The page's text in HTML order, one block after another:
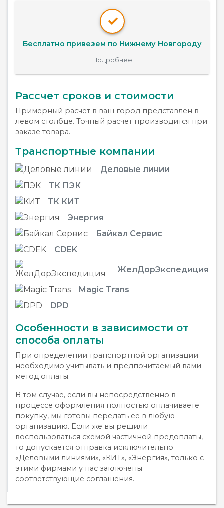
Бесплатно привезем по Нижнему Новгороду
Подробнее
Рассчет сроков и стоимости
Примерный расчет в ваш город представлен в
левом столбце. Точный расчет производится при
заказе товара.
Транспортные компании
Деловые линии
ТК ПЭК
ТК КИТ
Энергия
Байкал Сервис
CDEK
ЖелДорЭкспедиция
Magic Trans
DPD
Особенности в зависимости от
способа оплаты
При определении транспортной организации
необходимо учитывать и предпочитаемый вами
метод оплаты.
В том случае, если вы непосредственно в
процессе оформления полностью оплачиваете
покупку, мы готовы передать ее в любую
организацию. Если же вы решили
воспользоваться схемой частичной предоплаты,
то допускается отправка исключительно
«Деловыми линиями», «КИТ», «Энергия», только с
этими фирмами у нас заключены
соответствующие соглашения.